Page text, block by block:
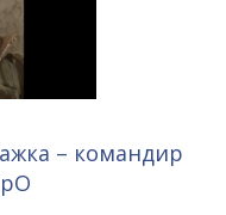
– командир